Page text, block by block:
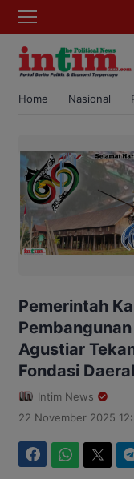
Home Nasional
Pemerintah
Agustiar
Fondasi
Intim News
22 November 2025